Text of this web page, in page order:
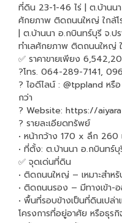
ที่ดิน 23-1-46 ไร่ | ต.บ้านน
ศักยภาพ ติดถนนใหญ่ ใกล้
| ต.บ้านนา อ.กบินทร์บุรี จ.ป
ทำเลศักยภาพ ติดถนนใหญ่
✅ ราคาขายเพียง
?โทร. 064-289-7141,
? ไอดีไลน์ : @tppland ห
กว่า
? Website: https://
? รายละเอียดทรัพย์
• หน้ากว้าง 170 x ลึก 260
• ที่ตั้ง: ต.บ้านนา อ.กบินทร์บุ
✅ จุดเด่นที่ดิน
• ติดถนนใหญ่ – เหมาะสำห
• ติดถนนรอง – มีทางเข้า-
• พื้นที่รอบข้างเป็นที่ดินเปล่
โครงการที่อยู่อาศัย หรือธุร